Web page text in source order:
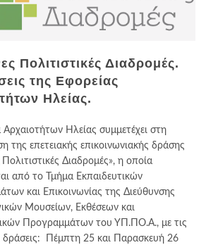
Πολιτιστικές Διαδρομές.
της Εφορείας
Ηλείας.
Ηλείας συμμετέχει στη
της επετειακής επικοινωνιακής δράσης
Διαδρομές», η οποία
από το Τμήμα Εκπαιδευτικών
και Επικοινωνίας της Διεύθυνσης
Μουσείων, Εκθέσεων και
Προγραμμάτων του ΥΠ.ΠΟ.Α., με τις
Πέμπτη 25 και Παρασκευή 26